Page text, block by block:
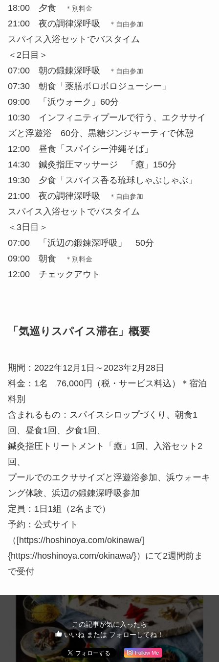
07:00 朝の鍛錬深呼吸
07:30 朝食「薬膳ボロボロジューシー」
09:00 「浜ウォーク」60分
10:30 インフィニティプールで行う、エクササイ
ズと浮遊浴 60分、黒糖ジンジャーティで休憩
12:00 昼食「スパイシー沖縄そば」
14:30 鍼灸指圧マッサージ 「癒」150分
19:30 夕食「スパイス香る琉球しゃぶしゃぶ」
21:00 夜の調律深呼吸 ＊自由参加
スパイス入浴セットでバスタイム
＜3日目＞
07:00 「浜辺の鍛錬深呼吸」 50分
09:00 朝食＊別料金
12:00 チェックアウト
「気巡りスパイス滞在」概要
料別
回、昼食1回、夕食1回、
鍼灸指圧トリートメント「癒」1回、入浴セット2
回、
プールでのエクササイズと浮遊浴参加、浜ウォーキ
ング体験、浜辺の鍛錬深呼吸参加
定員：1日1組（2名まで）
予約：公式サイト
（[https://hoshinoya.com/okinawa/]
{https://hoshinoya.com/okinawa/}）にて2週間前ま
で受付
この記事が気に入ったら
よかったらシェアしてね